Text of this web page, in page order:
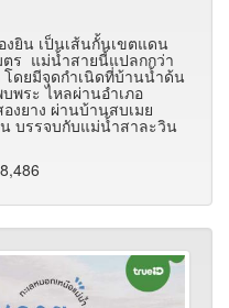
งยิน เป็นเส้นกั้นเขตแดน
ตร แม่น้ำสายนี้แปลกกว่า
ดยมีจุดกำเนิดที่บ้านน้ำด้น
พระ ไหลผ่านอำเภอ
งยาง ผ่านบ้านสบเมย
น บรรจบกับแม่น้ำสาละวิน